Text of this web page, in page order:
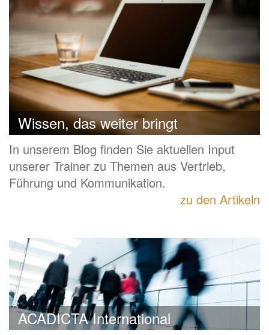
Wissen, das weiter bringt
In unserem Blog finden Sie aktuellen Input
unserer Trainer zu Themen aus Vertrieb,
Führung und Kommunikation.
zu den Artikeln
ACADICTA International